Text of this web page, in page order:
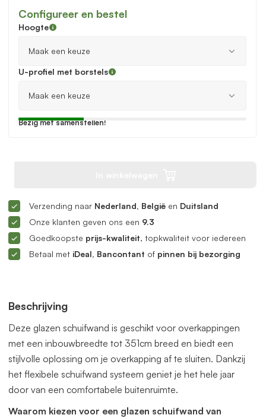
Beschrijving
Deze glazen schuifwand is geschikt voor overkappingen
met een inbouwbreedte tot 351cm breed en biedt een
stijlvolle oplossing om je overkapping af te sluiten. Dankzij
het flexibele schuifwand systeem geniet je het hele jaar
door van een comfortabele buitenruimte.
Waarom kiezen voor een glazen schuifwand van
Configureer en bestel
Hoogte
U-profiel met borstels
Bezig met samenstellen!
Verzending naar Nederland, België en Duitsland
Onze klanten geven ons een 9.3
Goedkoopste prijs-kwaliteit, topkwaliteit voor iedereen
Betaal met iDeal, Bancontant of pinnen bij bezorging